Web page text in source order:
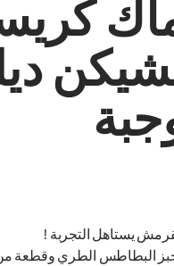
يستاهل التجربة !
البطاطس الطري وقطعة من